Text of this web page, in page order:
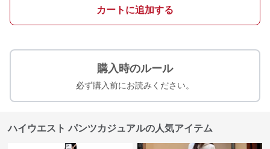
カートに追加する
購入時のルール
必ず購入前にお読みください。
ハイウエスト パンツカジュアルの人気アイテム